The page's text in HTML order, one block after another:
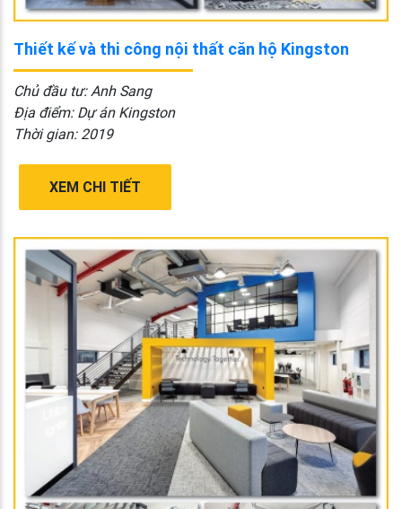
Thiết kế và thi công nội thất căn hộ Kingston
Chủ đầu tư: Anh Sang
Địa điểm: Dự án Kingston
Thời gian: 2019
XEM CHI TIẾT